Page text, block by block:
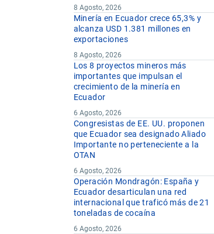
8 Agosto, 2026
Minería en Ecuador crece 65,3% y
alcanza USD 1.381 millones en
exportaciones
8 Agosto, 2026
Los 8 proyectos mineros más
importantes que impulsan el
crecimiento de la minería en
Ecuador
6 Agosto, 2026
Congresistas de EE. UU. proponen
que Ecuador sea designado Aliado
Importante no perteneciente a la
OTAN
6 Agosto, 2026
Operación Mondragón: España y
Ecuador desarticulan una red
internacional que traficó más de 21
toneladas de cocaína
6 Agosto, 2026